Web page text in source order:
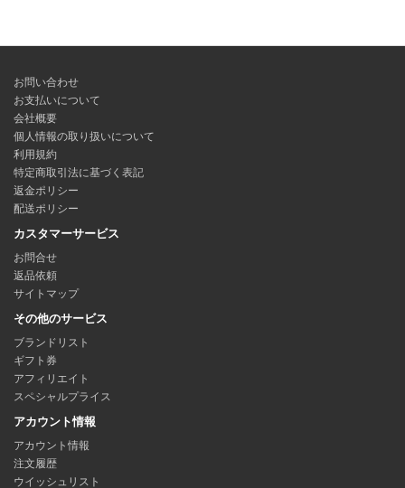
お問い合わせ
お支払いについて
会社概要
個人情報の取り扱いについて
利用規約
特定商取引法に基づく表記
返金ポリシー
配送ポリシー
カスタマーサービス
お問合せ
返品依頼
サイトマップ
その他のサービス
ブランドリスト
ギフト券
アフィリエイト
スペシャルプライス
アカウント情報
アカウント情報
注文履歴
ウイッシュリスト